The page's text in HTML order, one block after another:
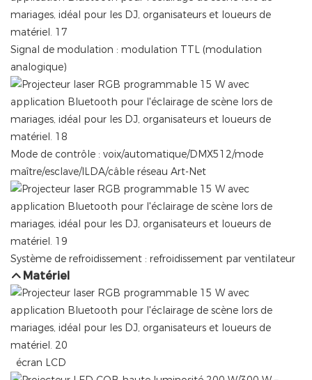
Signal de modulation : modulation TTL (modulation
analogique)
Mode de contrôle : voix/automatique/DMX512/mode
maître/esclave/ILDA/câble réseau Art-Net
Système de refroidissement : refroidissement par ventilateur
Matériel
écran LCD